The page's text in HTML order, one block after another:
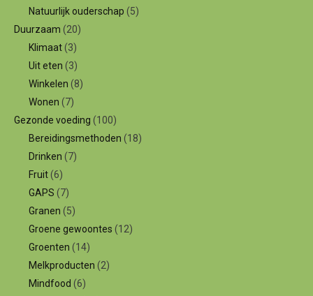
Natuurlijk ouderschap (5)
Duurzaam (20)
Klimaat(3)
Uit eten (3)
Winkelen (8)
Wonen (7)
Gezonde voeding (100)
Bereidingsmethoden (18)
Drinken (7)
Fruit(6)
GAPS (7)
Granen (5)
Groene gewoontes (12)
Groenten (14)
Melkproducten (2)
Mindfood (6)